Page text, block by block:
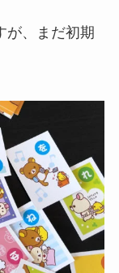
が、まだ初期